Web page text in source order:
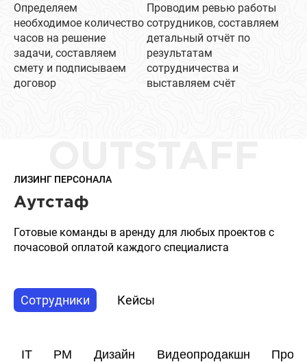
Определяем
необходимое количество
часов на решение
задачи, составляем
смету и подписываем
договор
Проводим ревью работы
сотрудников, составляем
детальный отчёт по
результатам
сотрудничества и
выставляем счёт
ЛИЗИНГ ПЕРСОНАЛА
Аутстаф
Готовые команды в аренду для любых проектов с
почасовой оплатой каждого специалиста
Сотрудники Кейсы
IT PM Дизайн Видеопродакшн